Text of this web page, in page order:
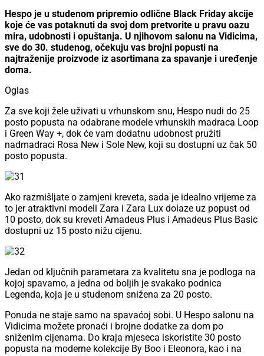
Hespo je u studenom pripremio odlične Black Friday akcije
koje će vas potaknuti da svoj dom pretvorite u pravu oazu
mira, udobnosti i opuštanja. U njihovom salonu na Vidicima,
sve do 30. studenog, očekuju vas brojni popusti na
najtraženije proizvode iz asortimana za spavanje i uređenje
doma.
Oglas
Za sve koji žele uživati u vrhunskom snu, Hespo nudi do 25
posto popusta na odabrane modele vrhunskih madraca Loop
i Green Way +, dok će vam dodatnu udobnost pružiti
nadmadraci Rosa New i Sole New, koji su dostupni uz čak 50
posto popusta.
Ako razmišljate o zamjeni kreveta, sada je idealno vrijeme za
to jer atraktivni modeli Zara i Zara Lux dolaze uz popust od
10 posto, dok su kreveti Amadeus Plus i Amadeus Plus Basic
dostupni uz 15 posto nižu cijenu.
Jedan od ključnih parametara za kvalitetu sna je podloga na
kojoj spavamo, a jedna od boljih je svakako podnica
Legenda, koja je u studenom snižena za 20 posto.
Ponuda ne staje samo na spavaćoj sobi. U Hespo salonu na
Vidicima možete pronaći i brojne dodatke za dom po
sniženim cijenama. Do kraja mjeseca iskoristite 30 posto
popusta na moderne kolekcije By Boo i Eleonora, kao i na